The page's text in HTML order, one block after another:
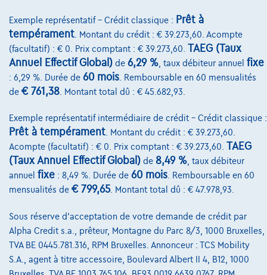
Exemple représentatif – Crédit classique : Prêt à
tempérament . Montant du crédit : € 39.273,60. Acompte
(facultatif) : € 0. Prix comptant : € 39.273,60. TAEG (Taux
Annuel Effectif Global) de 6,29 % , taux débiteur annuel fixe
: 6,29 %. Durée de 60 mois . Remboursable en 60 mensualités
de € 761,38 . Montant total dû : € 45.682,93.
Exemple représentatif intermédiaire de crédit – Crédit classique :
Prêt à tempérament. Montant du crédit : € 39.273,60.
Acompte (facultatif) : € 0. Prix comptant : € 39.273,60.
TAEG
(Taux Annuel Effectif Global) de 8,49 %, taux débiteur
annuel fixe : 8,49 %. Durée de 60 mois. Remboursable en 60
mensualités de € 799,65. Montant total dû : € 47.978,93.
Sous réserve d'acceptation de votre demande de crédit par
Alpha Credit s.a., prêteur, Montagne du Parc 8/3, 1000 Bruxelles,
TVA BE 0445.781.316, RPM Bruxelles. Annonceur : TCS Mobility
S.A., agent à titre accessoire, Boulevard Albert II 4, B12, 1000
Nos partenaires
Notre équipe
Contact
@2024 TCS Mobility SA/NV Copyright
Conditions Générales
Conditions d'assistance
Politique Des Cookies
Charte de qualité